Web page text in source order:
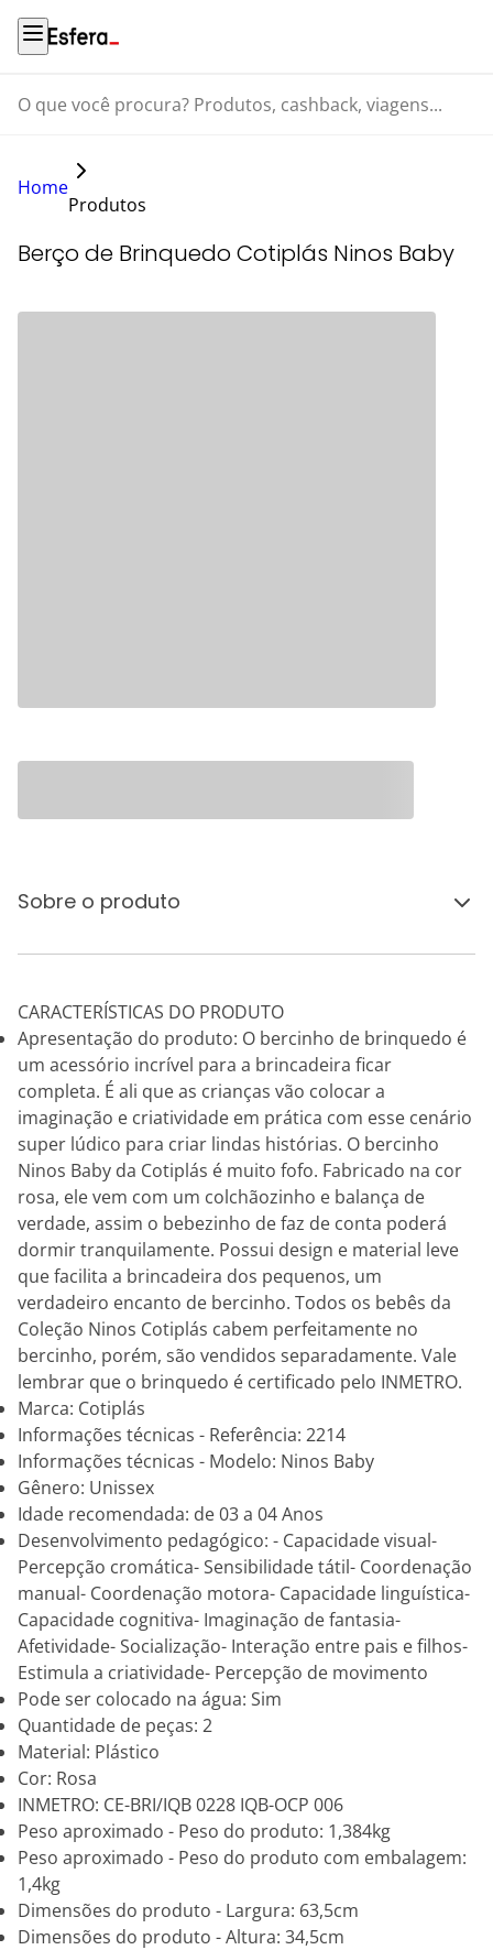
O que você procura? Produtos, cashback, viagens...
Home
Produtos
Berço de Brinquedo Cotiplás Ninos Baby
Sobre o produto
CARACTERÍSTICAS DO PRODUTO
Apresentação do produto: O bercinho de brinquedo é
um acessório incrível para a brincadeira ficar
completa. É ali que as crianças vão colocar a
imaginação e criatividade em prática com esse cenário
super lúdico para criar lindas histórias. O bercinho
Ninos Baby da Cotiplás é muito fofo. Fabricado na cor
rosa, ele vem com um colchãozinho e balança de
verdade, assim o bebezinho de faz de conta poderá
dormir tranquilamente. Possui design e material leve
que facilita a brincadeira dos pequenos, um
verdadeiro encanto de bercinho. Todos os bebês da
Coleção Ninos Cotiplás cabem perfeitamente no
bercinho, porém, são vendidos separadamente. Vale
lembrar que o brinquedo é certificado pelo INMETRO.
Marca: Cotiplás
Informações técnicas - Referência: 2214
Informações técnicas - Modelo: Ninos Baby
Gênero: Unissex
Idade recomendada: de 03 a 04 Anos
Desenvolvimento pedagógico: - Capacidade visual-
Percepção cromática- Sensibilidade tátil- Coordenação
manual- Coordenação motora- Capacidade linguística-
Capacidade cognitiva- Imaginação de fantasia-
Afetividade- Socialização- Interação entre pais e filhos-
Estimula a criatividade- Percepção de movimento
Pode ser colocado na água: Sim
Quantidade de peças: 2
Material: Plástico
Cor: Rosa
INMETRO: CE-BRI/IQB 0228 IQB-OCP 006
Peso aproximado - Peso do produto: 1,384kg
Peso aproximado - Peso do produto com embalagem:
1,4kg
Dimensões do produto - Largura: 63,5cm
Dimensões do produto - Altura: 34,5cm